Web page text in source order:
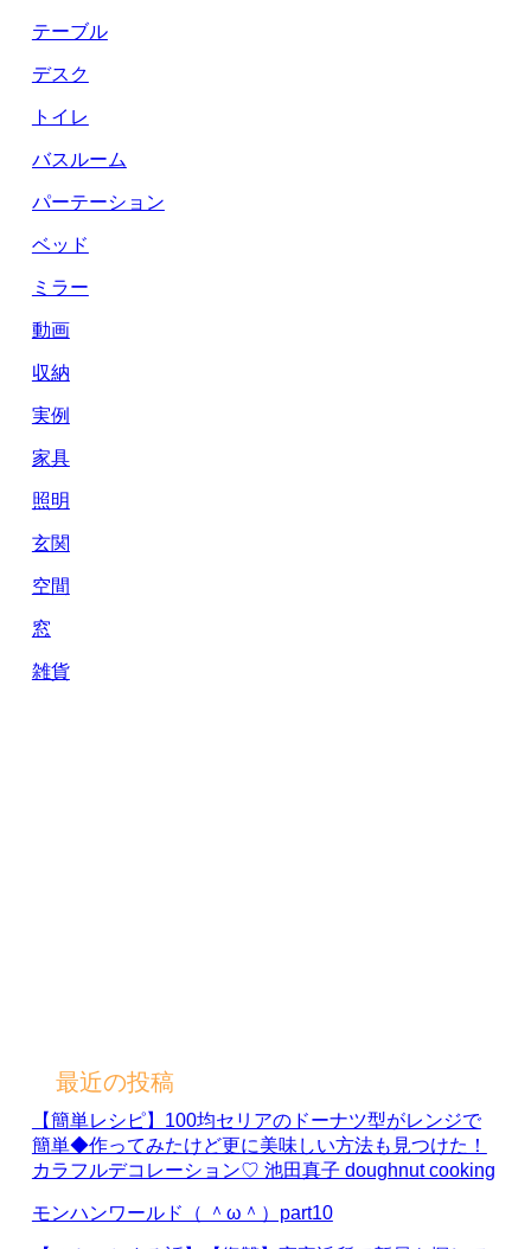
テーブル
デスク
トイレ
バスルーム
パーテーション
ベッド
ミラー
動画
収納
実例
家具
照明
玄関
空間
窓
雑貨
最近の投稿
【簡単レシピ】100均セリアのドーナツ型がレンジで
簡単◆作ってみたけど更に美味しい方法も見つけた！
カラフルデコレーション♡ 池田真子 doughnut cooking
モンハンワールド（ ＾ω＾）part10